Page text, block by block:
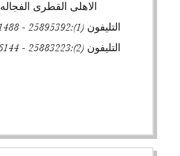
الاهلى القطرى الفجاله
التليفون (1):
25895392 - 25921488
التليفون (2):
25883223 - 25926144